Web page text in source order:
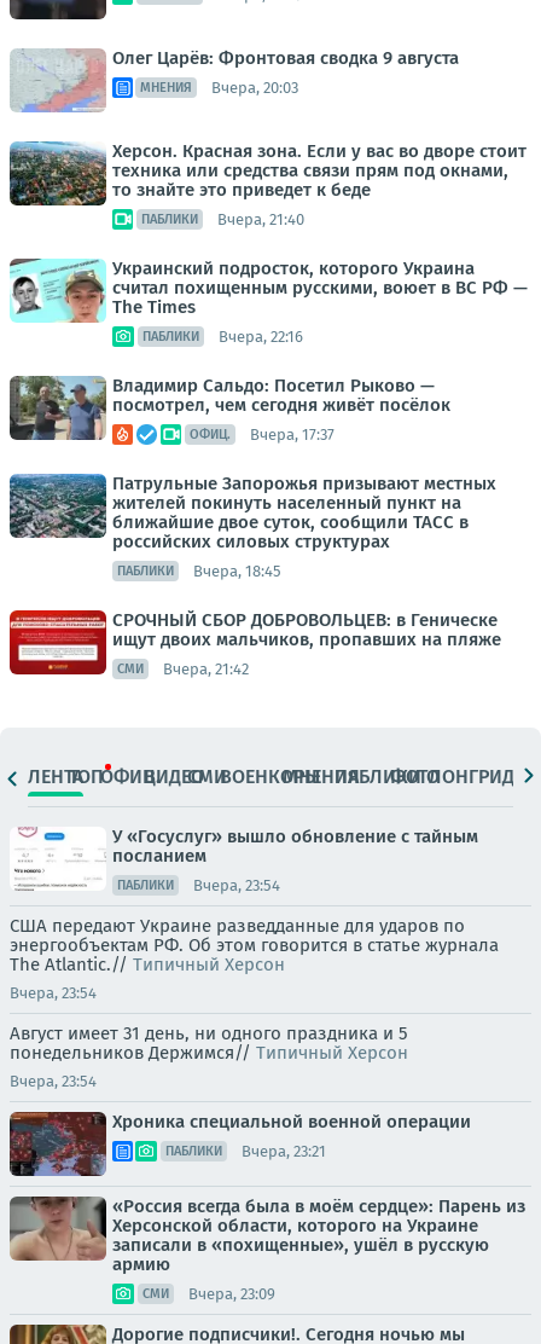
Олег Царёв: Фронтовая сводка 9 августа
МНЕНИЯ Вчера, 20:03
Херсон. Красная зона. Если у вас во дворе стоит
техника или средства связи прям под окнами,
то знайте это приведет к беде
ПАБЛИКИ Вчера, 21:40
Украинский подросток, которого Украина
считал похищенным русскими, воюет в ВС РФ —
The Times
ПАБЛИКИ Вчера, 22:16
Владимир Сальдо: Посетил Рыково —
посмотрел, чем сегодня живёт посёлок
ОФИЦ. Вчера, 17:37
Патрульные Запорожья призывают местных
жителей покинуть населенный пункт на
ближайшие двое суток, сообщили ТАСС в
российских силовых структурах
ПАБЛИКИ Вчера, 18:45
СРОЧНЫЙ СБОР ДОБРОВОЛЬЦЕВ: в Геническе
ищут двоих мальчиков, пропавших на пляже
СМИ Вчера, 21:42
ЛЕНТАТОПОФИЦ.ВИДЕОСМИВОЕНКОРЫМНЕНИЯПАБЛИКИ
ФОТОЛОНГРИДЫ
У «Госуслуг» вышло обновление с тайным
посланием
ПАБЛИКИ Вчера, 23:54
США передают Украине разведданные для ударов по
энергообъектам РФ. Об этом говорится в статье журнала
The Atlantic.// Типичный Херсон
Вчера, 23:54
Август имеет 31 день, ни одного праздника и 5
понедельников Держимся// Типичный Херсон
Вчера, 23:54
Хроника специальной военной операции
ПАБЛИКИ Вчера, 23:21
«Россия всегда была в моём сердце»: Парень из
Херсонской области, которого на Украине
записали в «похищенные», ушёл в русскую
армию
СМИ Вчера, 23:09
Дорогие подписчики!. Сегодня ночью мы